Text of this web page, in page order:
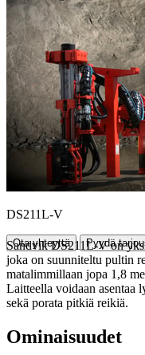
DS211L-V
Ota yhteyttä Pyydä
Sandvik DS211L-V on
joka on suunniteltu pultin
matalimmillaan jopa 1,8
Laitteella voidaan asentaa
sekä porata pitkiä reikiä.
Ominaisuudet